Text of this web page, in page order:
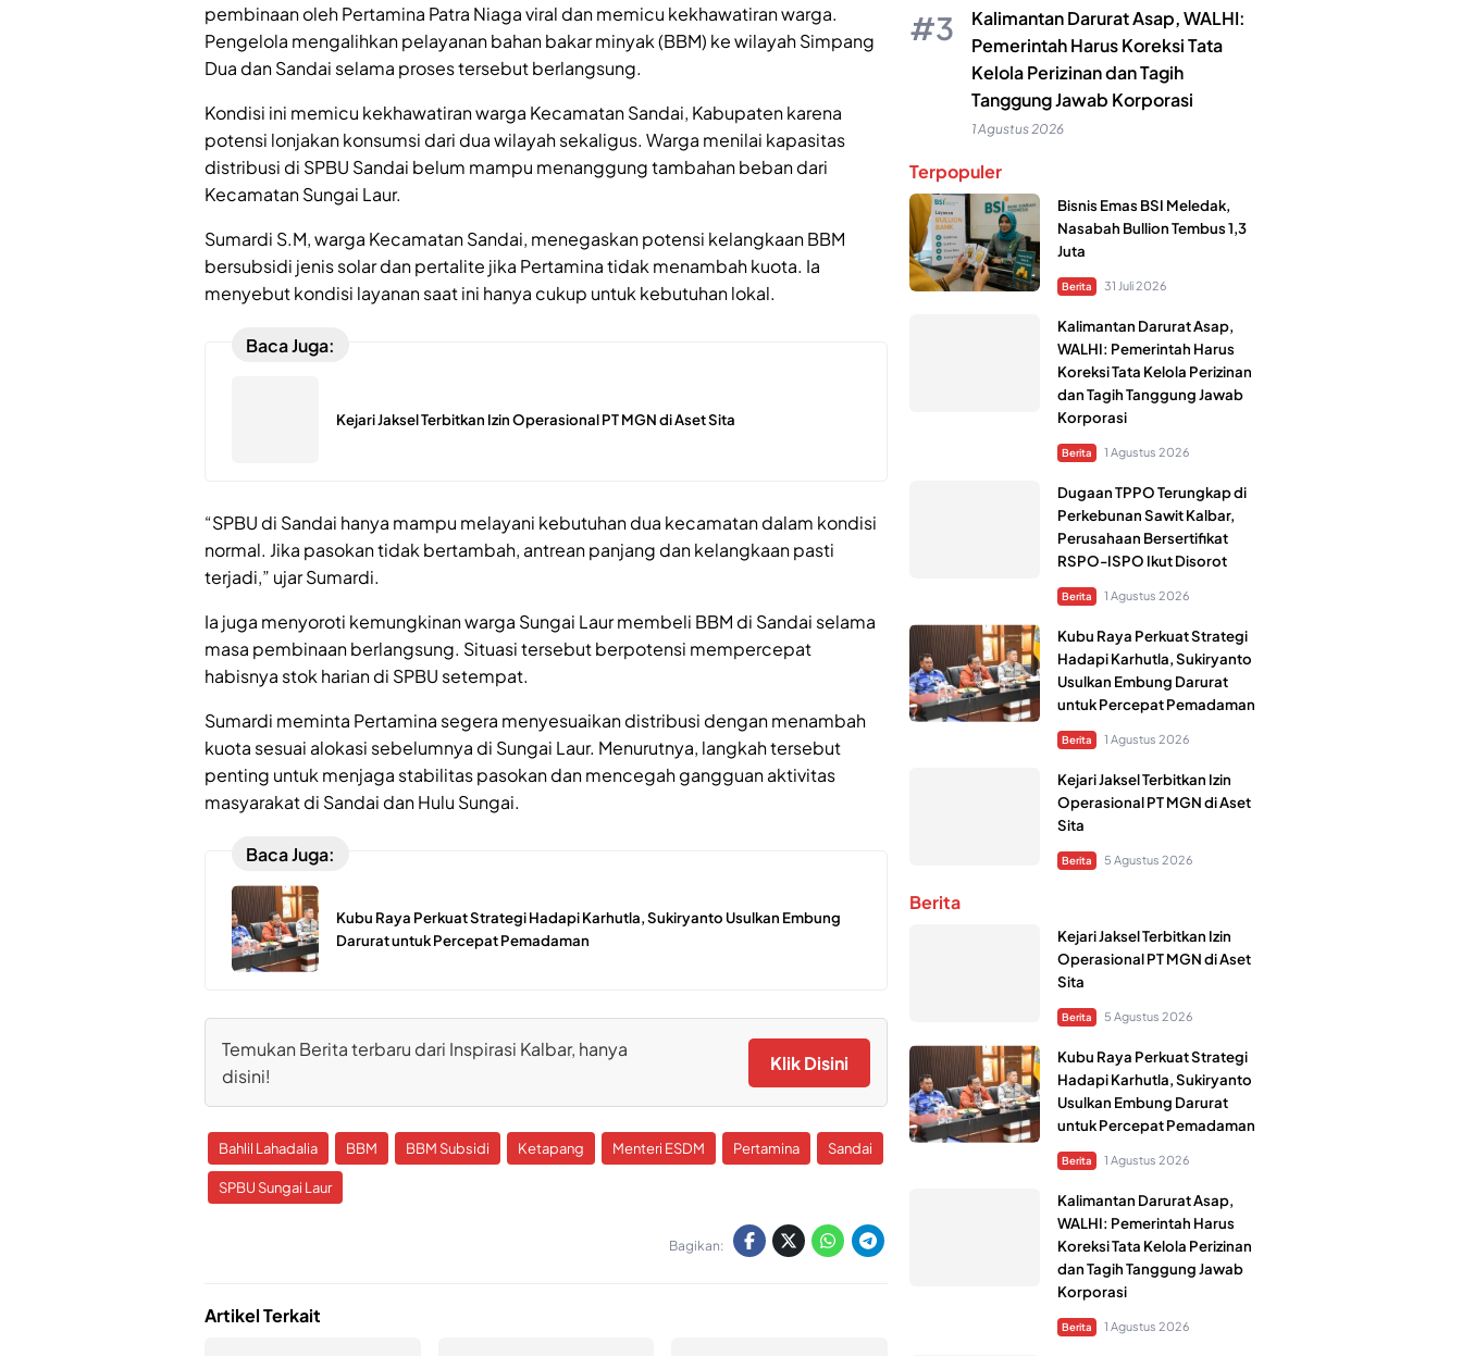
pembinaan oleh Pertamina Patra Niaga viral dan memicu kekhawatiran warga.
Pengelola mengalihkan pelayanan bahan bakar minyak (BBM) ke wilayah Simpang
Dua dan Sandai selama proses tersebut berlangsung.
Kondisi ini memicu kekhawatiran warga Kecamatan Sandai, Kabupaten karena
potensi lonjakan konsumsi dari dua wilayah sekaligus. Warga menilai kapasitas
distribusi di SPBU Sandai belum mampu menanggung tambahan beban dari
Kecamatan Sungai Laur.
Sumardi S.M, warga Kecamatan Sandai, menegaskan potensi kelangkaan BBM
bersubsidi jenis solar dan pertalite jika Pertamina tidak menambah kuota. Ia
menyebut kondisi layanan saat ini hanya cukup untuk kebutuhan lokal.
Baca Juga:
Kejari Jaksel Terbitkan Izin Operasional PT MGN di Aset Sita
“SPBU di Sandai hanya mampu melayani kebutuhan dua kecamatan dalam kondisi
normal. Jika pasokan tidak bertambah, antrean panjang dan kelangkaan pasti
terjadi,” ujar Sumardi.
Ia juga menyoroti kemungkinan warga Sungai Laur membeli BBM di Sandai selama
masa pembinaan berlangsung. Situasi tersebut berpotensi mempercepat
habisnya stok harian di SPBU setempat.
Sumardi meminta Pertamina segera menyesuaikan distribusi dengan menambah
kuota sesuai alokasi sebelumnya di Sungai Laur. Menurutnya, langkah tersebut
penting untuk menjaga stabilitas pasokan dan mencegah gangguan aktivitas
masyarakat di Sandai dan Hulu Sungai.
Baca Juga:
Kubu Raya Perkuat Strategi Hadapi Karhutla, Sukiryanto Usulkan Embung
Darurat untuk Percepat Pemadaman
Temukan Berita terbaru dari Inspirasi Kalbar, hanya
disini!
Klik Disini
Bahlil Lahadalia BBM BBM Subsidi Ketapang Menteri ESDM Pertamina Sandai
SPBU Sungai Laur
Bagikan:
Artikel Terkait
Kalimantan Darurat Asap, WALHI:
Pemerintah Harus Koreksi Tata
Kelola Perizinan dan Tagih
Tanggung Jawab Korporasi
1 Agustus 2026
Terpopuler
Bisnis Emas BSI Meledak,
Nasabah Bullion Tembus 1,3
Juta
Berita 31 Juli 2026
Kalimantan Darurat Asap,
WALHI: Pemerintah Harus
Koreksi Tata Kelola Perizinan
dan Tagih Tanggung Jawab
Korporasi
Berita 1 Agustus 2026
Dugaan TPPO Terungkap di
Perkebunan Sawit Kalbar,
Perusahaan Bersertifikat
RSPO-ISPO Ikut Disorot
Berita 1 Agustus 2026
Kubu Raya Perkuat Strategi
Hadapi Karhutla, Sukiryanto
Usulkan Embung Darurat
untuk Percepat Pemadaman
Berita 1 Agustus 2026
Kejari Jaksel Terbitkan Izin
Operasional PT MGN di Aset
Sita
Berita 5 Agustus 2026
Berita
Kejari Jaksel Terbitkan Izin
Operasional PT MGN di Aset
Sita
Berita 5 Agustus 2026
Kubu Raya Perkuat Strategi
Hadapi Karhutla, Sukiryanto
Usulkan Embung Darurat
untuk Percepat Pemadaman
Berita 1 Agustus 2026
Kalimantan Darurat Asap,
WALHI: Pemerintah Harus
Koreksi Tata Kelola Perizinan
dan Tagih Tanggung Jawab
Korporasi
Berita 1 Agustus 2026